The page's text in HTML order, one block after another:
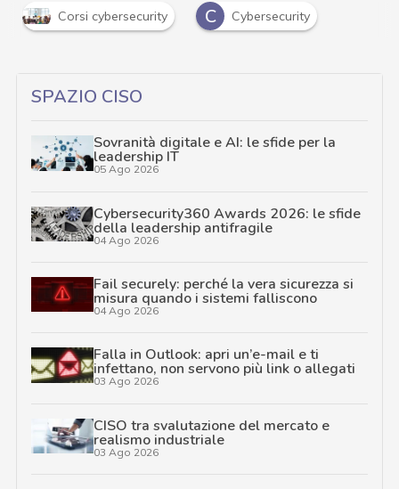
Corsi cybersecurity C Cybersecurity
SPAZIO CISO
Sovranità digitale e AI: le sfide per la
leadership IT
05 Ago 2026
Cybersecurity360 Awards 2026: le sfide
della leadership antifragile
04 Ago 2026
Fail securely: perché la vera sicurezza si
misura quando i sistemi falliscono
04 Ago 2026
Falla in Outlook: apri un’e-mail e ti
infettano, non servono più link o allegati
03 Ago 2026
CISO tra svalutazione del mercato e
realismo industriale
03 Ago 2026